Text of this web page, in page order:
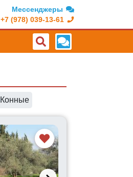
Мессенджеры
+7 (978) 039-13-61
Конные